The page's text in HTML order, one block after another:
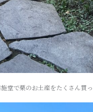
堂で栗のお土産をたくさん買